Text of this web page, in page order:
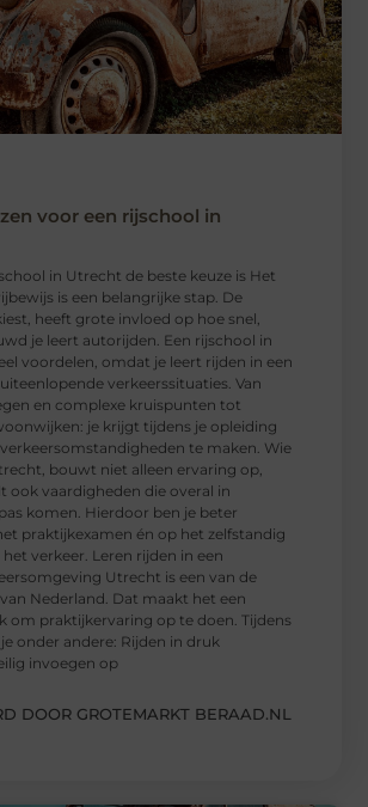
voor een rijschool in
in Utrecht de beste keuze is Het
is een belangrijke stap. De
heeft grote invloed op hoe snel,
je leert autorijden. Een rijschool in
voordelen, omdat je leert rijden in een
verkeerssituaties. Van
en complexe kruispunten tot
je krijgt tijdens je opleiding
te maken. Wie
bouwt niet alleen ervaring op,
ook vaardigheden die overal in
komen. Hierdoor ben je beter
praktijkexamen én op het zelfstandig
verkeer. Leren rijden in een
Utrecht is een van de
Nederland. Dat maakt het een
om praktijkervaring op te doen. Tijdens
onder andere: Rijden in druk
invoegen op
DOOR GROTEMARKT BERAAD.NL